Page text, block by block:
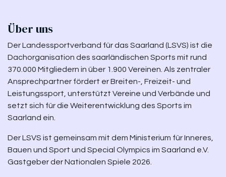
Über uns
Der Landessportverband für das Saarland (LSVS) ist die
Dachorganisation des saarländischen Sports mit rund
370.000 Mitgliedern in über 1.900 Vereinen. Als zentraler
Ansprechpartner fördert er Breiten-, Freizeit- und
Leistungssport, unterstützt Vereine und Verbände und
setzt sich für die Weiterentwicklung des Sports im
Saarland ein.
Der LSVS ist gemeinsam mit dem Ministerium für Inneres,
Bauen und Sport und Special Olympics im Saarland e.V.
Gastgeber der Nationalen Spiele 2026.